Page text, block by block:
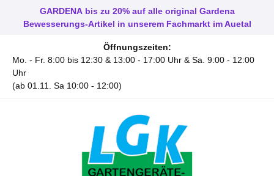
GARDENAbis zu 20%auf alle original Gardena
Bewesserungs-Artikel in unserem Fachmarkt im Auetal
Öffnungszeiten:
Mo. - Fr. 8:00 bis 12:30 & 13:00 - 17:00 Uhr & Sa. 9:00 - 12:00
Uhr
(ab 01.11. Sa 10:00 - 12:00)